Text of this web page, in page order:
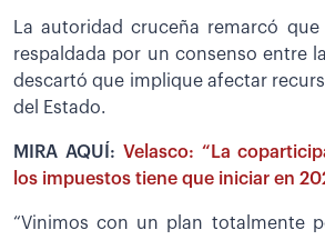
La autoridad cruceña remarcó
respaldada por un consenso entre
descartó que implique afectar
del Estado.
MIRA AQUÍ: Velasco: “La
los impuestos tiene que iniciar en
“Vinimos con un plan totalmente